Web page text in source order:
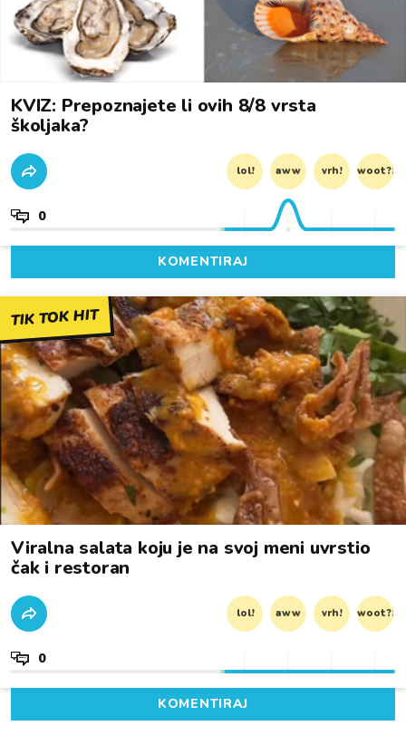
KVIZ: Prepoznajete li ovih 8/8 vrsta
školjaka?
lol! aww vrh! woot?!
0
KOMENTIRAJ
TIK TOK HIT
Viralna salata koju je na svoj meni uvrstio
čak i restoran
lol! aww vrh! woot?!
0
KOMENTIRAJ